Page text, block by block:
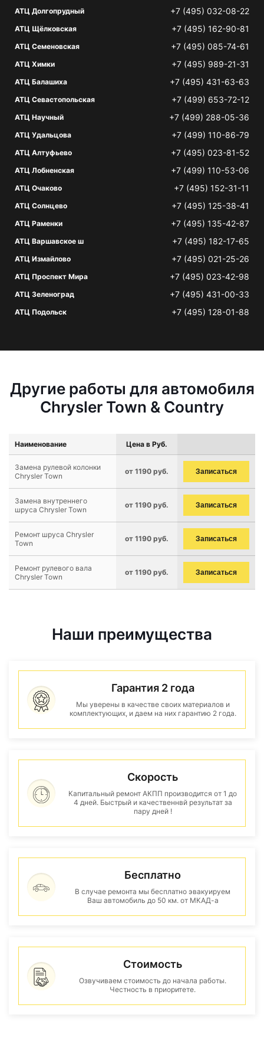
АТЦ Долгопрудный +7 (495) 032-08-22
АТЦ Щёлковская +7 (495) 162-90-81
АТЦ Семеновская +7 (495) 085-74-61
АТЦ Химки +7 (495) 989-21-31
АТЦ Балашиха +7 (495) 431-63-63
АТЦ Севастопольская +7 (499) 653-72-12
АТЦ Научный +7 (499) 288-05-36
АТЦ Удальцова +7 (499) 110-86-79
АТЦ Алтуфьево +7 (495) 023-81-52
АТЦ Лобненская +7 (499) 110-53-06
АТЦ Очаково +7 (495) 152-31-11
АТЦ Солнцево +7 (495) 125-38-41
АТЦ Раменки +7 (495) 135-42-87
АТЦ Варшавское ш +7 (495) 182-17-65
АТЦ Измайлово +7 (495) 021-25-26
АТЦ Проспект Мира +7 (495) 023-42-98
АТЦ Зеленоград +7 (495) 431-00-33
АТЦ Подольск +7 (495) 128-01-88
Другие работы для автомобиля
Chrysler Town & Country
Наименование Цена в Руб.
Замена рулевой колонки
Chrysler Town
от 1190 руб. Записаться
Замена внутреннего
шруса Chrysler Town
от 1190 руб. Записаться
Ремонт шруса Chrysler
Town
от 1190 руб. Записаться
Ремонт рулевого вала
Chrysler Town
от 1190 руб. Записаться
Наши преимущества
Гарантия 2 года
Мы уверены в качестве своих материалов и
комплектующих, и даем на них гарантию 2 года.
Скорость
Капитальный ремонт АКПП производится от 1 до
4 дней. Быстрый и качественнвй результат за
пару дней !
Бесплатно
В случае ремонта мы бесплатно эвакуируем
Ваш автомобиль до 50 км. от МКАД-а
Стоимость
Озвучиваем стоимость до начала работы.
Честность в приоритете.